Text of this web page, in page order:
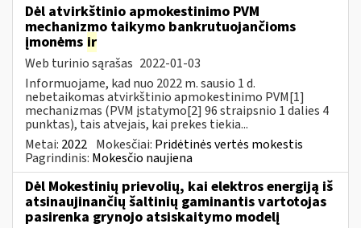
Dėl atvirkštinio apmokestinimo PVM
mechanizmo taikymo bankrutuojančioms
įmonėms ir
Web turinio sąrašas 2022-01-03
Informuojame, kad nuo 2022 m. sausio 1 d.
nebetaikomas atvirkštinio apmokestinimo PVM[1]
mechanizmas (PVM įstatymo[2] 96 straipsnio 1 dalies 4
punktas), tais atvejais, kai prekes tiekia...
Metai: 2022 Mokesčiai: Pridėtinės vertės mokestis
Pagrindinis: Mokesčio naujiena
Dėl Mokestinių prievolių, kai elektros energiją iš
atsinaujinančių šaltinių gaminantis vartotojas
pasirenka grynojo atsiskaitymo modelį